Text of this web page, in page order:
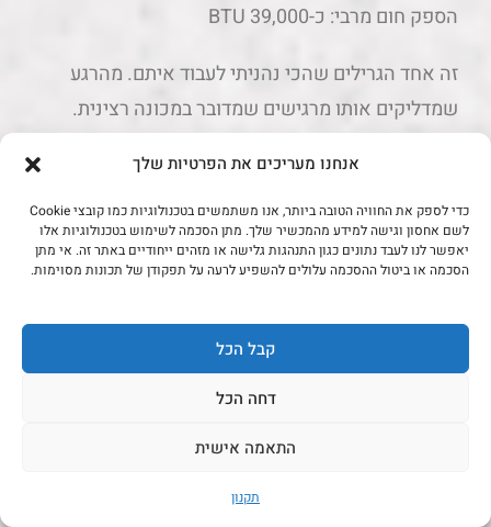
אנחנו מעריכים את הפרטיות שלך
כדי לספק את החוויה הטובה ביותר, אנו משתמשים בטכנולוגיות כמו קובצי Cookie
לשם אחסון וגישה למידע מהמכשיר שלך. מתן הסכמה לשימוש בטכנולוגיות אלו
יאפשר לנו לעבד נתונים כגון התנהגות גלישה או מזהים ייחודיים באתר זה. אי מתן
הסכמה או ביטול ההסכמה עלולים להשפיע לרעה על תפקודן של תכונות מסוימות.
קבל הכל
דחה הכל
התאמה אישית
תקנון
הספק חום מרבי: כ-39,000 BTU
זה אחד הגרילים שהכי נהניתי לעבוד איתם. מהרגע
שמדליקים אותו מרגישים שמדובר במכונה רצינית.
טמפרטורה, והמעבר מצלייה אגרסיבית לצלייה עקיפה
מרגיש חלק וטבעי.
הדגם הזה קיבל שדרוגים משמעותיים בשנים האחרונות
הרבה פחות נקודות חמות מאשר בדורות קודמים.
ועכשיו לחלק ה"חכם": מערכת Weber Connect
שלמים – זה באמת נותן שקט נפשי.